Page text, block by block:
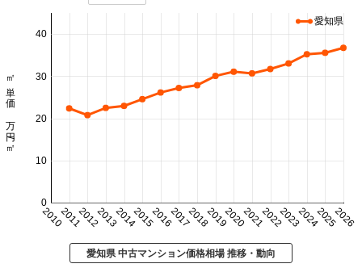
20102011201220132014201520162017201820192020202120222023202420252026
0
10
20
30
40
㎡単価 万円/㎡
愛知県
愛知県 中古マンション価格相場 推移・動向